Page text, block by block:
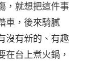
，就想把這件事
車，後來騎膩
沒有新的、有趣
在台上煮火鍋，